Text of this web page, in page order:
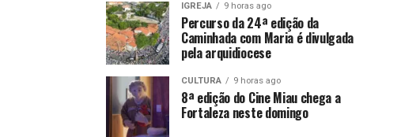
IGREJA 9 horas ago
Percurso da 24ª edição da
Caminhada com Maria é divulgada
pela arquidiocese
CULTURA 9 horas ago
8ª edição do Cine Miau chega a
Fortaleza neste domingo